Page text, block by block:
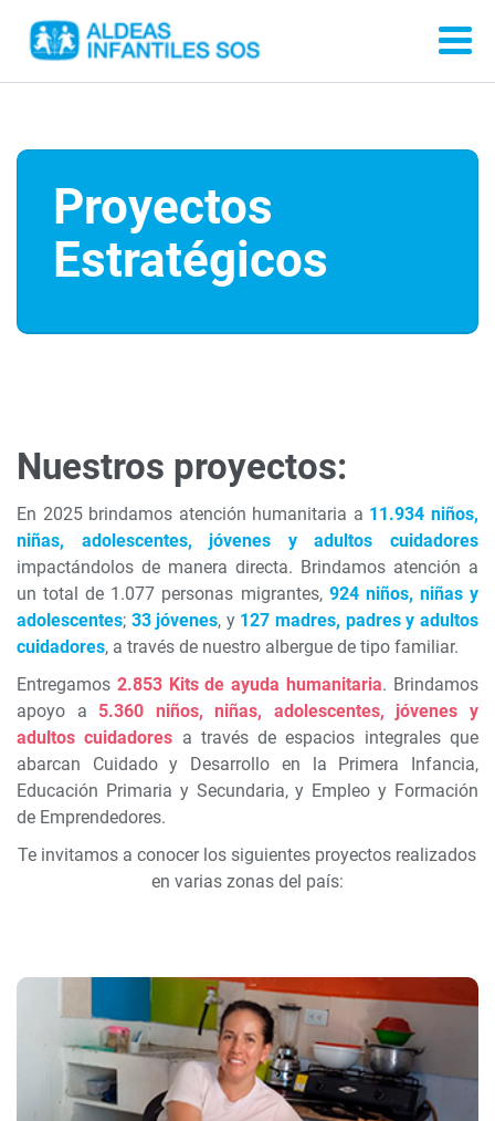
Proyectos
Estratégicos
Nuestros proyectos:
En 2025 brindamos atención humanitaria a 11.934 niños,
niñas, adolescentes, jóvenes y adultos cuidadores
impactándolos de manera directa. Brindamos atención a
un total de 1.077 personas migrantes,924 niños, niñas y
adolescentes; 33 jóvenes, y 127 madres, padres y adultos
cuidadores, a través de nuestro albergue de tipo familiar.
Entregamos 2.853 Kits de ayuda humanitaria. Brindamos
apoyo a 5.360 niños, niñas, adolescentes, jóvenes y
adultos cuidadores a través de espacios integrales que
abarcan Cuidado y Desarrollo en la Primera Infancia,
Educación Primaria y Secundaria, y Empleo y Formación
de Emprendedores.
Te invitamos a conocer los siguientes proyectos realizados
en varias zonas del país: